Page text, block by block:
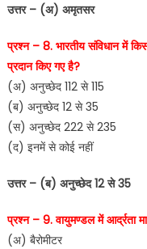
उत्तर – (अ) अमृतसर
प्रश्न – 8. भारतीय संविधान में
प्रदान किए गए है?
(अ) अनुच्छेद 112 से 115
(ब) अनुच्छेद 12 से 35
(स) अनुच्छेद 222 से 235
(द) इनमें से कोई नहीं
उत्तर – (ब) अनुच्छेद 12 से 35
प्रश्न – 9. वायुमण्डल में आर्द्रता
(अ) बैरोमीटर